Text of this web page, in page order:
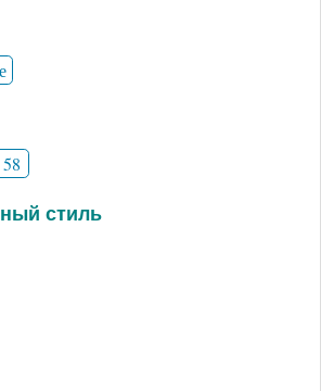
58
стиль